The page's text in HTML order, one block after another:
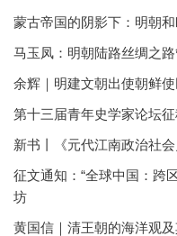
蒙古帝国的阴影下：明朝
马玉凤：明朝陆路丝绸之
余辉｜明建文朝出使朝鲜
第十三届青年史学家论坛
新书丨《元代江南政治社会
征文通知：“全球中国：跨
坊
黄国信｜清王朝的海洋观